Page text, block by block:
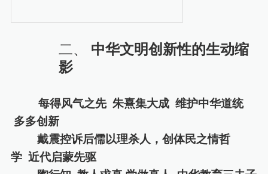
二、 中华文明创新性的生动缩
影
每得风气之先 朱熹集大成 维护中华道统
多多创新
戴震控诉后儒以理杀人，创体民之情哲
学 近代启蒙先驱